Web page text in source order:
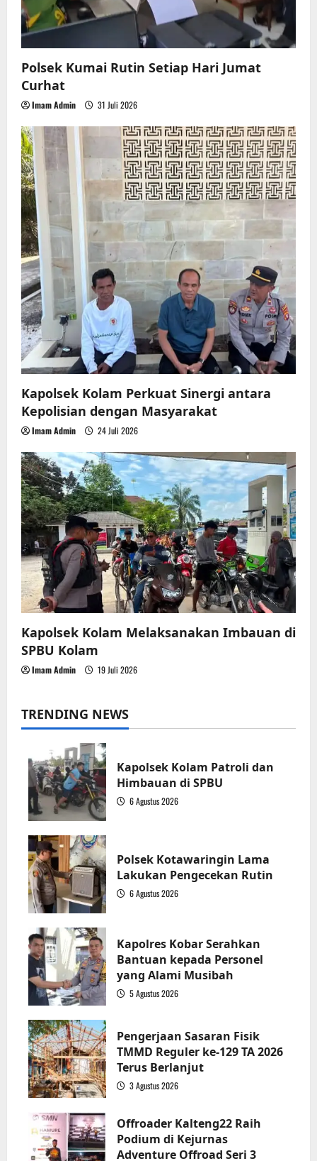
Polsek Kumai Rutin Setiap Hari Jumat
Curhat
Imam Admin 31 Juli 2026
Kapolsek Kolam Perkuat Sinergi antara
Kepolisian dengan Masyarakat
Imam Admin 24 Juli 2026
Kapolsek Kolam Melaksanakan Imbauan di
SPBU Kolam
Imam Admin 19 Juli 2026
TRENDING NEWS
Kapolsek Kolam Patroli dan
Himbauan di SPBU
6 Agustus 2026
Polsek Kotawaringin Lama
Lakukan Pengecekan Rutin
6 Agustus 2026
Kapolres Kobar Serahkan
Bantuan kepada Personel
yang Alami Musibah
5 Agustus 2026
Pengerjaan Sasaran Fisik
TMMD Reguler ke-129 TA 2026
Terus Berlanjut
3 Agustus 2026
Offroader Kalteng22 Raih
Podium di Kejurnas
Adventure Offroad Seri 3